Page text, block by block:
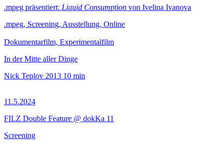
.mpeg präsentiert: Liquid Consumption von Ivelina Ivanova
.mpeg, Screening, Ausstellung, Online
Dokumentarfilm, Experimentalfilm
In der Mitte aller Dinge
Nick Teplov 2013 10 min
11.5.2024
FILZ Double Feature @ dokKa 11
Screening